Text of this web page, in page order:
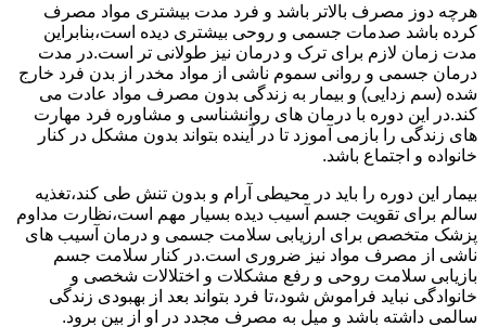
هرچه دوز مصرف بالاتر باشد و فرد مدت بیشتری مواد مصرف
کرده باشد صدمات جسمی و روحی بیشتری دیده است،بنابراین
مدت زمان لازم برای ترک و درمان نیز طولانی تر است.در مدت
درمان جسمی و روانی سموم ناشی از مواد مخدر از بدن فرد خارج
شده (سم زدایی) و بیمار به زندگی بدون مصرف مواد عادت می
کند.در این دوره با درمان های روانشناسی و مشاوره فرد مهارت
های زندگی را بازمی آموزد تا در آینده بتواند بدون مشکل در کنار
خانواده و اجتماع باشد.
بیمار این دوره را باید در محیطی آرام و بدون تنش طی کند،تغذیه
سالم برای تقویت جسم آسیب دیده بسیار مهم است،نظارت مداوم
پزشک متخصص برای ارزیابی سلامت جسمی و درمان آسیب های
ناشی از مصرف مواد نیز ضروری است.در کنار سلامت جسم
بازیابی سلامت روحی و رفع مشکلات و اختلالات شخصی و
خانوادگی نباید فراموش شود،تا فرد بتواند بعد از بهبودی زندگی
سالمی داشته باشد و میل به مصرف مجدد در او از بین برود.